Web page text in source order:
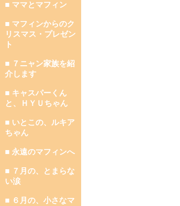
■ ママとマフィン
■ マフィンからのク
リスマス・プレゼン
ト
■ ７ニャン家族を紹
介します
■ キャスパーくん
と、ＨＹＵちゃん
■ いとこの、ルキア
ちゃん
■ 永遠のマフィンへ
■ ７月の、とまらな
い涙
■ ６月の、小さなマ